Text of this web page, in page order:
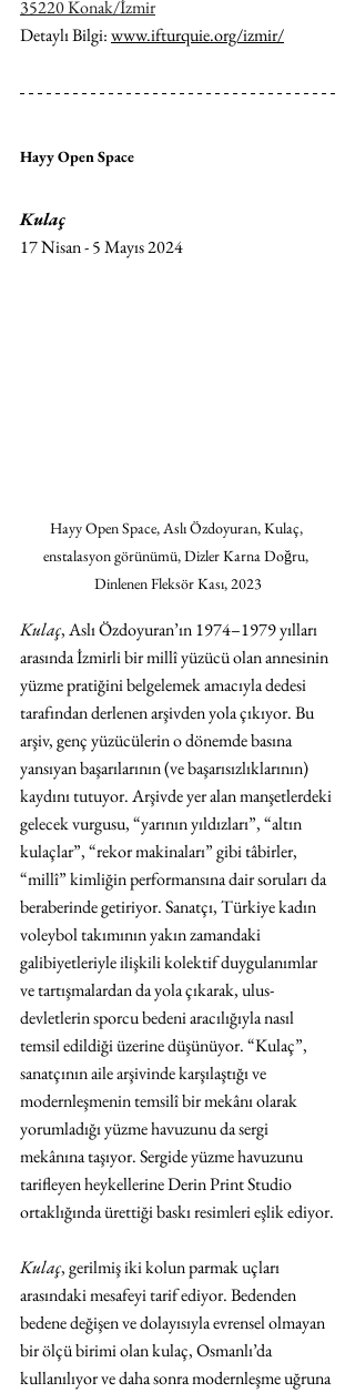
35220 Konak/İzmir
Detaylı Bilgi: www.ifturquie.org/izmir/
Hayy Open Space
Kulaç
17 Nisan - 5 Mayıs 2024
Hayy Open Space, Aslı Özdoyuran, Kulaç,
enstalasyon görünümü, Dizler Karna Doğru,
Dinlenen Fleksör Kası, 2023
Kulaç, Aslı Özdoyuran’ın 1974–1979 yılları
arasında İzmirli bir millî yüzücü olan annesinin
yüzme pratiğini belgelemek amacıyla dedesi
tarafından derlenen arşivden yola çıkıyor. Bu
arşiv, genç yüzücülerin o dönemde basına
yansıyan başarılarının (ve başarısızlıklarının)
kaydını tutuyor. Arşivde yer alan manşetlerdeki
gelecek vurgusu, “yarının yıldızları”, “altın
kulaçlar”, “rekor makinaları” gibi tâbirler,
“millî” kimliğin performansına dair soruları da
beraberinde getiriyor. Sanatçı, Türkiye kadın
voleybol takımının yakın zamandaki
galibiyetleriyle ilişkili kolektif duygulanımlar
ve tartışmalardan da yola çıkarak, ulus-
devletlerin sporcu bedeni aracılığıyla nasıl
temsil edildiği üzerine düşünüyor. “Kulaç”,
sanatçının aile arşivinde karşılaştığı ve
modernleşmenin temsilî bir mekânı olarak
yorumladığı yüzme havuzunu da sergi
mekânına taşıyor. Sergide yüzme havuzunu
tarifleyen heykellerine Derin Print Studio
ortaklığında ürettiği baskı resimleri eşlik ediyor.
Kulaç, gerilmiş iki kolun parmak uçları
arasındaki mesafeyi tarif ediyor. Bedenden
bedene değişen ve dolayısıyla evrensel olmayan
bir ölçü birimi olan kulaç, Osmanlı’da
kullanılıyor ve daha sonra modernleşme uğruna